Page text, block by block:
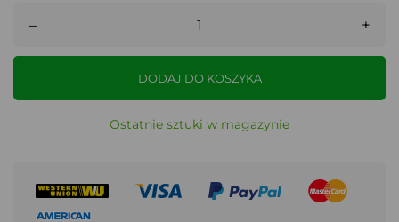
– +
DODAJ DO KOSZYKA
Ostatnie sztuki w magazynie